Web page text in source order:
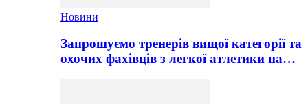
Новини
Запрошуємо тренерів вищої категорії та
охочих фахівців з легкої атлетики на…